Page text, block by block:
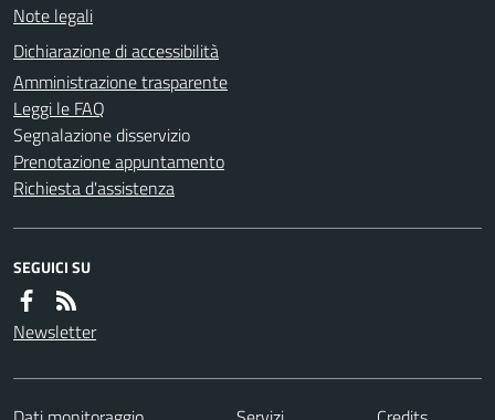
Note legali
Dichiarazione di accessibilità
Amministrazione trasparente
Leggi le FAQ
Segnalazione disservizio
Prenotazione appuntamento
Richiesta d'assistenza
SEGUICI SU
Newsletter